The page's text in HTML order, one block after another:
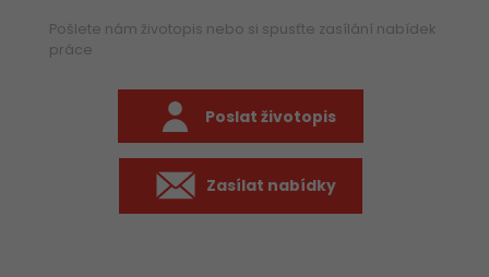
Pošlete nám životopis nebo si spusťte zasílání nabídek
práce
Poslat životopis
Zasílat nabídky